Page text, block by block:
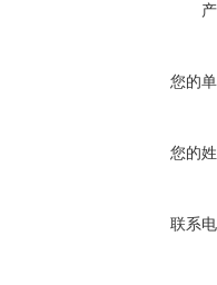
您的
您的
联系